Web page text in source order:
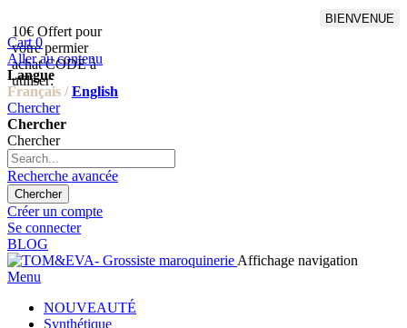
10€ Offert pour
votre permier
achat CODE à
utiliser:
BIENVENUE
Cart 0
Aller au contenu
Langue
Français / English
Chercher
Chercher
Chercher
Recherche avancée
Chercher
Créer un compte
Se connecter
BLOG
Affichage navigation
Menu
NOUVEAUTÉ
Synthétique